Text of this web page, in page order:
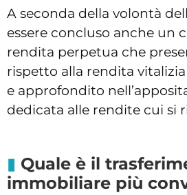
A seconda della volontà
essere concluso anche un
rendita perpetua che
rispetto alla rendita
e approfondito
dedicata alle rendite cui si
Quale è il
immobiliare più